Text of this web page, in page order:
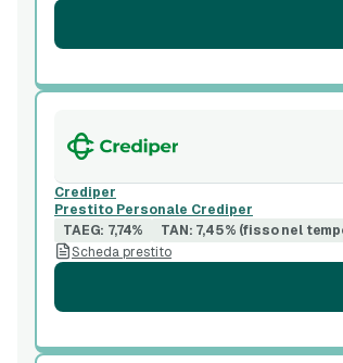
Crediper
Prestito Personale Crediper
TAEG: 7,74%
TAN: 7,45% (fisso nel
Scheda prestito